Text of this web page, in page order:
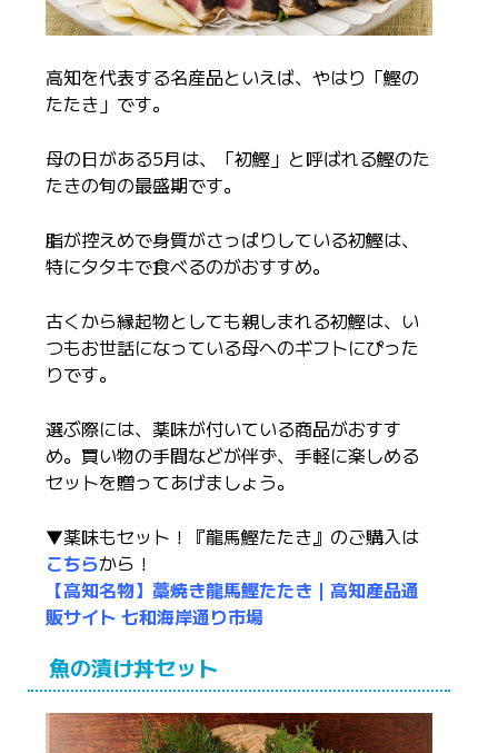
高知を代表する名産品といえば、やはり「鰹の
たたき」です。
母の日がある5月は、「初鰹」と呼ばれる鰹のた
たきの旬の最盛期です。
脂が控えめで身質がさっぱりしている初鰹は、
特にタタキで食べるのがおすすめ。
古くから縁起物としても親しまれる初鰹は、い
つもお世話になっている母へのギフトにぴった
りです。
選ぶ際には、薬味が付いている商品がおすす
め。買い物の手間などが伴ず、手軽に楽しめる
セットを贈ってあげましょう。
▼薬味もセット！『龍馬鰹たたき』のご購入は
こちらから！
【高知名物】藁焼き龍馬鰹たたき｜高知産品通
販サイト 七和海岸通り市場
魚の漬け丼セット